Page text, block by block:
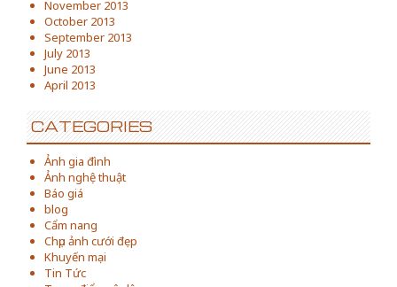
November 2013
October 2013
September 2013
July 2013
June 2013
April 2013
CATEGORIES
Ảnh gia đình
Ảnh nghệ thuật
Báo giá
blog
Cẩm nang
Chụp ảnh cưới đẹp
Khuyến mại
Tin Tức